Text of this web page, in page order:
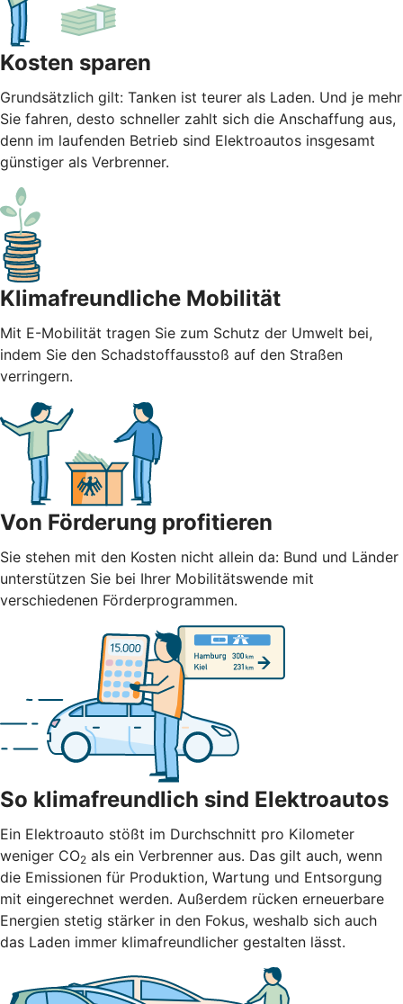
Kosten sparen
Grundsätzlich gilt: Tanken ist teurer als Laden. Und je mehr
Sie fahren, desto schneller zahlt sich die Anschaffung aus,
denn im laufenden Betrieb sind Elektroautos insgesamt
günstiger als Verbrenner.
Klimafreundliche Mobilität
Mit E-Mobilität tragen Sie zum Schutz der Umwelt bei,
indem Sie den Schadstoffausstoß auf den Straßen
verringern.
Von Förderung profitieren
Sie stehen mit den Kosten nicht allein da: Bund und Länder
unterstützen Sie bei Ihrer Mobilitätswende mit
verschiedenen Förderprogrammen.
So klimafreundlich sind Elektroautos
Ein Elektroauto stößt im Durchschnitt pro Kilometer
weniger CO2 als ein Verbrenner aus. Das gilt auch, wenn
die Emissionen für Produktion, Wartung und Entsorgung
mit eingerechnet werden. Außerdem rücken erneuerbare
Energien stetig stärker in den Fokus, weshalb sich auch
das Laden immer klimafreundlicher gestalten lässt.